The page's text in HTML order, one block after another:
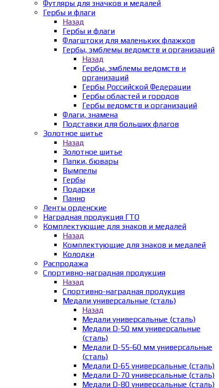
Футляры для значков и медалей
Гербы и флаги
Назад
Гербы и флаги
Флагштоки для маленьких флажков
Гербы, эмблемы ведомств и организаций
Назад
Гербы, эмблемы ведомств и
организаций
Гербы Российской Федерации
Гербы областей и городов
Гербы ведомств и организаций
Флаги, знамена
Подставки для больших флагов
Золотное шитье
Назад
Золотное шитье
Папки, бювары
Вымпелы
Гербы
Подарки
Панно
Ленты орденские
Наградная продукция ГТО
Комплектующие для знаков и медалей
Назад
Комплектующие для знаков и медалей
Колодки
Распродажа
Спортивно-наградная продукция
Назад
Спортивно-наградная продукция
Медали универсальные (сталь)
Назад
Медали универсальные (сталь)
Медали D-50 мм универсальные
(сталь)
Медали D-55-60 мм универсальные
(сталь)
Медали D-65 универсальные (сталь)
Медали D-70 универсальные (сталь)
Медали D-80 универсальные (сталь)